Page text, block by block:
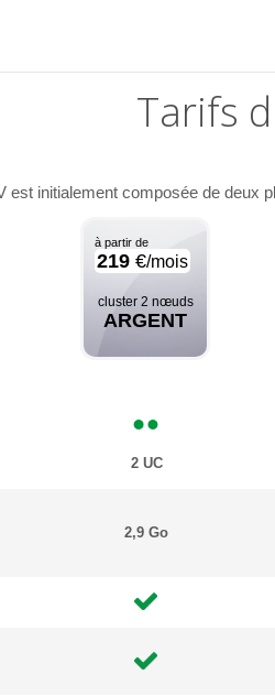
Tarifs
est initialement composée de deux
à partir de
219 €/mois
cluster 2 nœuds
ARGENT
2 UC
2,9 Go